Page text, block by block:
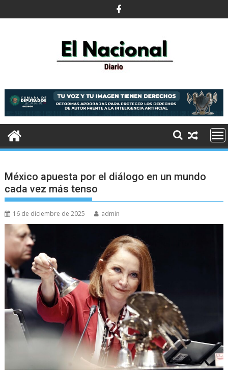
al
México apuesta por el diálogo en un mundo
cada vez más tenso
16 de diciembre de 2025 admin